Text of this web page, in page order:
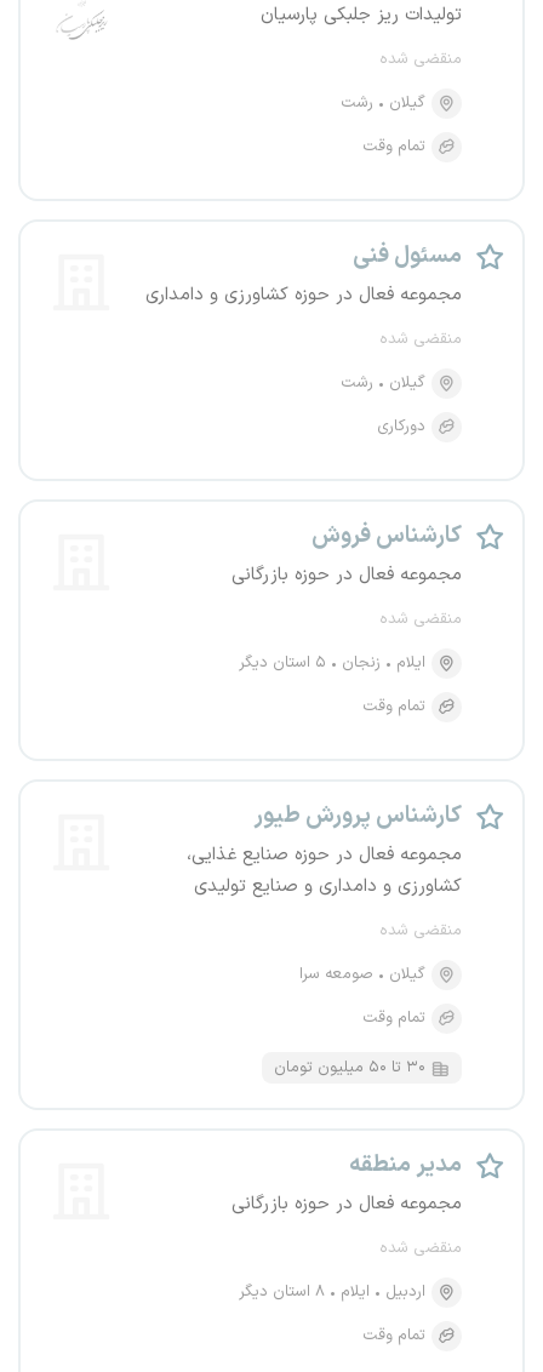
تولیدات ریز جلبکی پارسیان
منقضی شده
گیلان
رشت
تمام وقت
مسئول فنی
مجموعه فعال در حوزه کشاورزی و دامداری
منقضی شده
گیلان
رشت
دورکاری
کارشناس فروش
مجموعه فعال در حوزه بازرگانی
منقضی شده
ایلام
زنجان
۵ استان دیگر
تمام وقت
کارشناس پرورش طیور
مجموعه فعال در حوزه صنایع غذایی،
کشاورزی و دامداری و صنایع تولیدی
منقضی شده
گیلان
صومعه سرا
تمام وقت
۳۰ تا ۵۰ میلیون تومان
مدیر منطقه
مجموعه فعال در حوزه بازرگانی
منقضی شده
اردبیل
ایلام
۸ استان دیگر
تمام وقت